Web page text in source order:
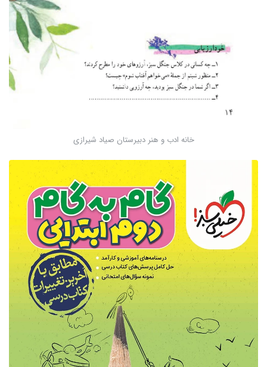
خانه ادب و هنر دبیرستان صیاد شیرازی